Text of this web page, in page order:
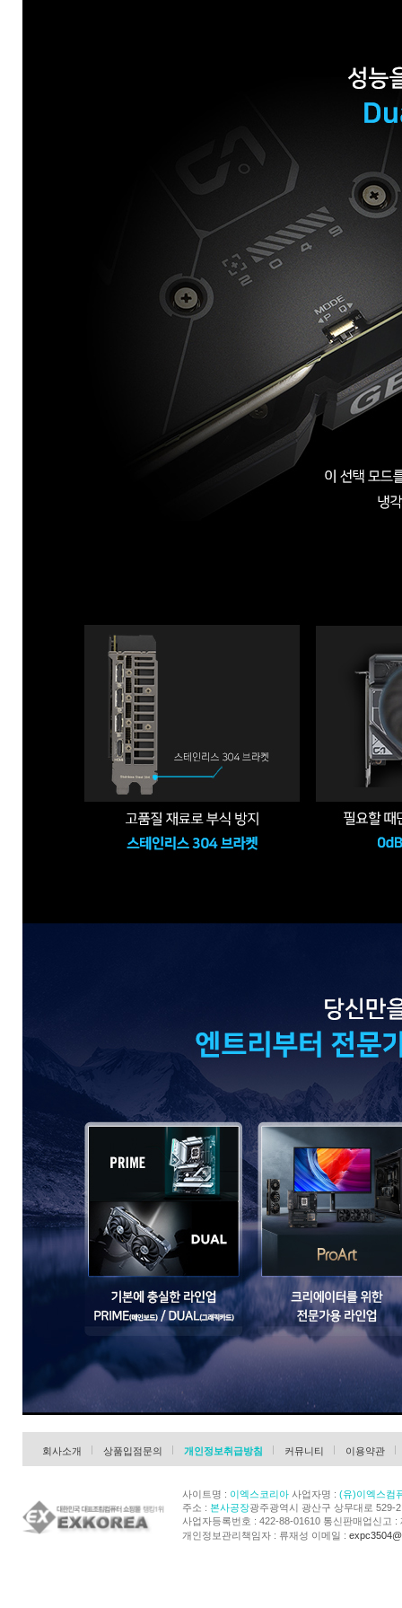
회사소개 상품입점문의 개인정보취급방침 커뮤니티 이용약관
사이트명 : 이엑스코리아 사업자명 :(유)이엑스컴
주소 :본사공장광주광역시 광산구 상무대로 529-
사업자등록번호 : 422-88-01610 통신판매업신고
개인정보관리책임자 : 류재성 이메일 :